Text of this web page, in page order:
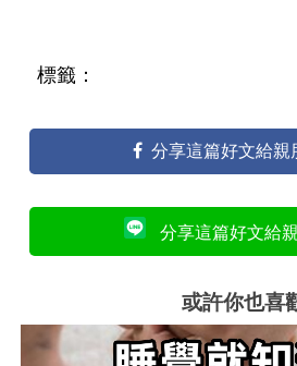
標籤：
分享這篇好文給親
分享這篇好文給
或許你也喜